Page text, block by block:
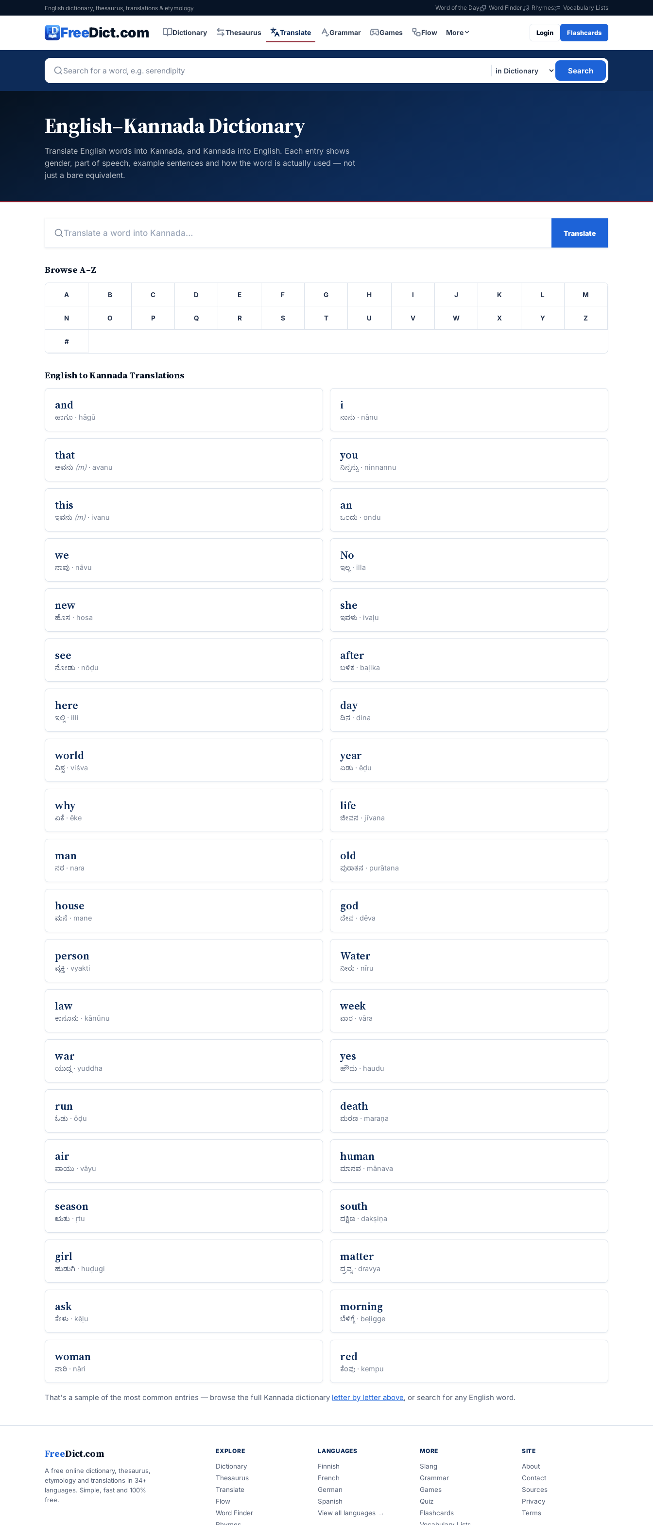
English dictionary, thesaurus, translations & etymology Word of the Day Word Finder Rhymes Vocabulary Lists
FreeDict.com Dictionary Thesaurus Translate Grammar Games Flow More Login Flashcards
Search
English–Kannada Dictionary
Translate English words into Kannada, and Kannada into English. Each entry shows
gender, part of speech, example sentences and how the word is actually used — not
just a bare equivalent.
Translate
Browse A–Z
A B C D E F G H I J K L M
N O P Q R S T U V W X Y Z
#
English to Kannada Translations
and
ಹಾಗೂ · hāgū
i
ನಾನು · nānu
that
ಅವನು (m) · avanu
you
ನಿನ್ನನ್ನು · ninnannu
this
ಇವನು (m) · ivanu
an
ಒಂದು · ondu
we
ನಾವು · nāvu
No
ಇಲ್ಲ · illa
new
ಹೊಸ · hosa
she
ಇವಳು · ivaḷu
see
ನೋಡು · nōḍu
after
ಬಳಿಕ · baḷika
here
ಇಲ್ಲಿ · illi
day
ದಿನ · dina
world
ವಿಶ್ವ · viśva
year
ಏಡು · ēḍu
why
ಏಕೆ · ēke
life
ಜೀವನ · jīvana
man
ನರ · nara
old
ಪುರಾತನ · purātana
house
ಮನೆ · mane
god
ದೇವ · dēva
person
ವ್ಯಕ್ತಿ · vyakti
Water
ನೀರು · nīru
law
ಕಾನೂನು · kānūnu
week
ವಾರ · vāra
war
ಯುದ್ಧ · yuddha
yes
ಹೌದು · haudu
run
ಓಡು · ōḍu
death
ಮರಣ · maraṇa
air
ವಾಯು · vāyu
human
ಮಾನವ · mānava
season
ಋತು · ṛtu
south
ದಕ್ಷಿಣ · dakṣiṇa
girl
ಹುಡುಗಿ · huḍugi
matter
ದ್ರವ್ಯ · dravya
ask
ಕೇಳು · kēḷu
morning
ಬೆಳಿಗ್ಗೆ · beḷigge
woman
ನಾರಿ · nāri
red
ಕೆಂಪು · kempu
That's a sample of the most common entries — browse the full Kannada dictionary letter by letter above, or search for any English word.
FreeDict.com
A free online dictionary, thesaurus,
etymology and translations in 34+
languages. Simple, fast and 100%
free.
EXPLORE
Dictionary
Thesaurus
Translate
Flow
Word Finder
LANGUAGES
Finnish
French
German
Spanish
View all languages →
MORE
Slang
Grammar
Games
Quiz
Flashcards
SITE
About
Contact
Sources
Privacy
Terms